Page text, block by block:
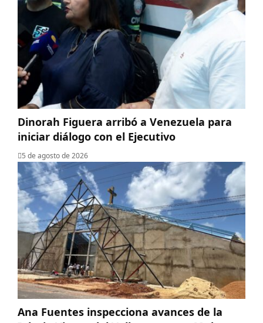
Dinorah Figuera arribó a Venezuela para
iniciar diálogo con el Ejecutivo
5 de agosto de 2026
Ana Fuentes inspecciona avances de la